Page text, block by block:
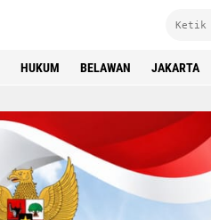
HUKUM BELAWAN JAKARTA